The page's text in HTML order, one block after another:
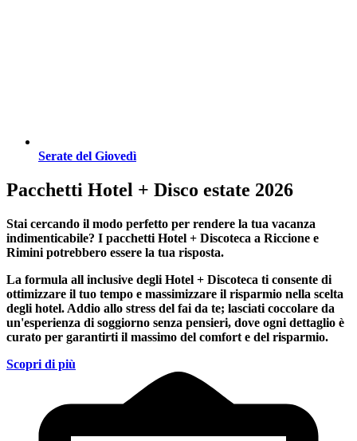
Serate del Giovedì
Pacchetti Hotel + Disco estate 2026
Stai cercando il modo perfetto per rendere la tua vacanza
indimenticabile? I pacchetti Hotel + Discoteca a Riccione e
Rimini potrebbero essere la tua risposta.
La formula all inclusive degli Hotel + Discoteca ti consente di
ottimizzare il tuo tempo e massimizzare il risparmio nella scelta
degli hotel. Addio allo stress del fai da te; lasciati coccolare da
un'esperienza di soggiorno senza pensieri, dove ogni dettaglio è
curato per garantirti il massimo del comfort e del risparmio.
Scopri di più